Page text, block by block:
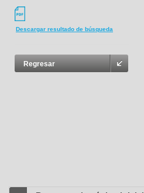
Descargar resultado de búsqueda
Regresar